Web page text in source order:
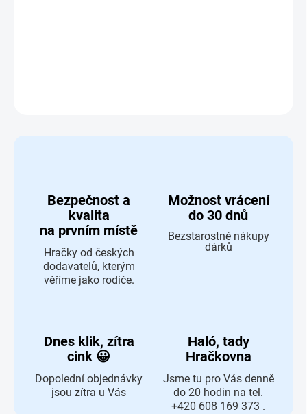
Bezpečnost a
kvalita
na prvním místě
Hračky od českých
dodavatelů, kterým
věříme jako rodiče.
Možnost vrácení
do 30 dnů
Bezstarostné nákupy
dárků
Dnes klik, zítra
cink 😀
Dopolední objednávky
jsou zítra u Vás
Haló, tady
Hračkovna
Jsme tu pro Vás denně
do 20 hodin na tel.
+420 608 169 373 .